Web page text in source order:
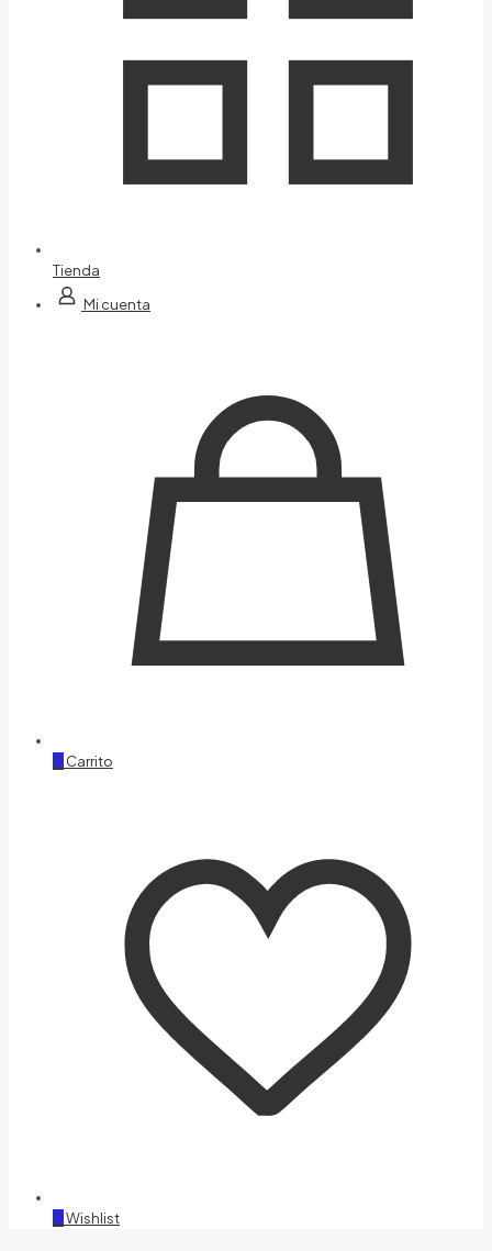
Tienda
Mi cuenta
0 Carrito
0Wishlist